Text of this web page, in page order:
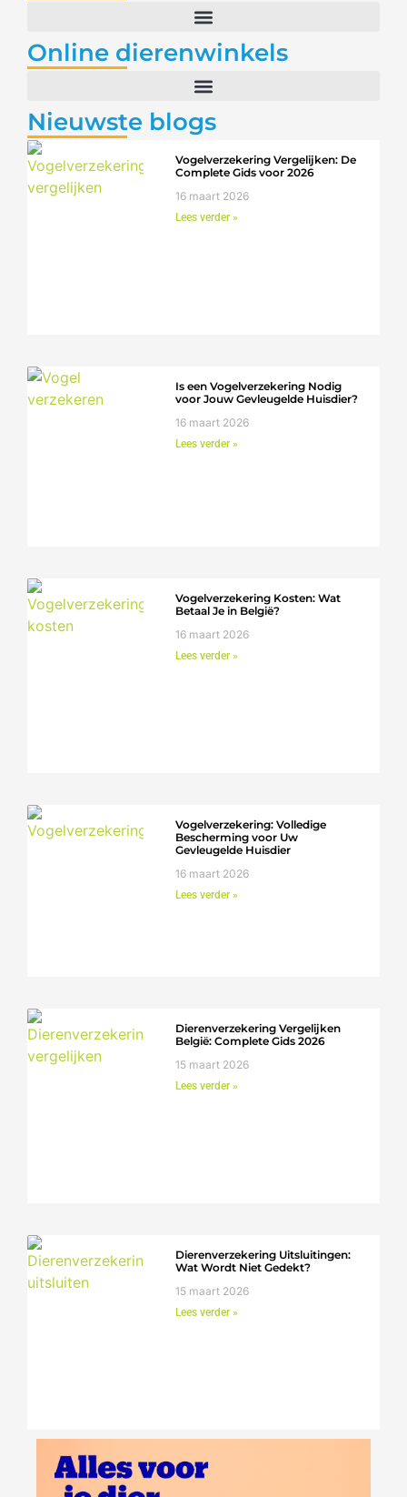
Online dierenwinkels
Nieuwste blogs
Vogelverzekering Vergelijken: De
Complete Gids voor 2026
16 maart 2026
Lees verder »
Is een Vogelverzekering Nodig
voor Jouw Gevleugelde Huisdier?
16 maart 2026
Lees verder »
Vogelverzekering Kosten: Wat
Betaal Je in België?
16 maart 2026
Lees verder »
Vogelverzekering: Volledige
Bescherming voor Uw
Gevleugelde Huisdier
16 maart 2026
Lees verder »
Dierenverzekering Vergelijken
België: Complete Gids 2026
15 maart 2026
Lees verder »
Dierenverzekering Uitsluitingen:
Wat Wordt Niet Gedekt?
15 maart 2026
Lees verder »